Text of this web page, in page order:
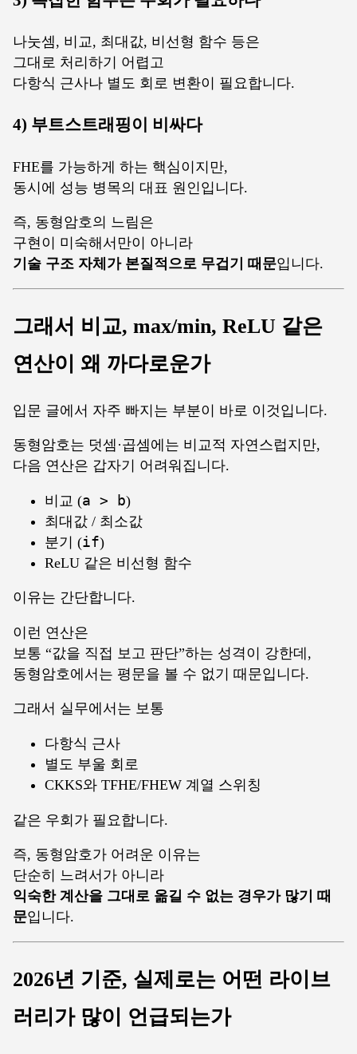
나눗셈, 비교, 최대값, 비선형 함수 등은
그대로 처리하기 어렵고
다항식 근사나 별도 회로 변환이 필요합니다.
4) 부트스트래핑이 비싸다
FHE를 가능하게 하는 핵심이지만,
동시에 성능 병목의 대표 원인입니다.
즉, 동형암호의 느림은
구현이 미숙해서만이 아니라
기술 구조 자체가 본질적으로 무겁기 때문입니다.
그래서 비교, max/min, ReLU 같은
연산이 왜 까다로운가
입문 글에서 자주 빠지는 부분이 바로 이것입니다.
동형암호는 덧셈·곱셈에는 비교적 자연스럽지만,
다음 연산은 갑자기 어려워집니다.
비교 (a > b)
최대값 / 최소값
분기 (if)
ReLU 같은 비선형 함수
이유는 간단합니다.
이런 연산은
보통 “값을 직접 보고 판단”하는 성격이 강한데,
동형암호에서는 평문을 볼 수 없기 때문입니다.
그래서 실무에서는 보통
다항식 근사
별도 부울 회로
CKKS와 TFHE/FHEW 계열 스위칭
같은 우회가 필요합니다.
즉, 동형암호가 어려운 이유는
단순히 느려서가 아니라
익숙한 계산을 그대로 옮길 수 없는 경우가 많기 때
문입니다.
2026년 기준, 실제로는 어떤 라이브
러리가 많이 언급되는가